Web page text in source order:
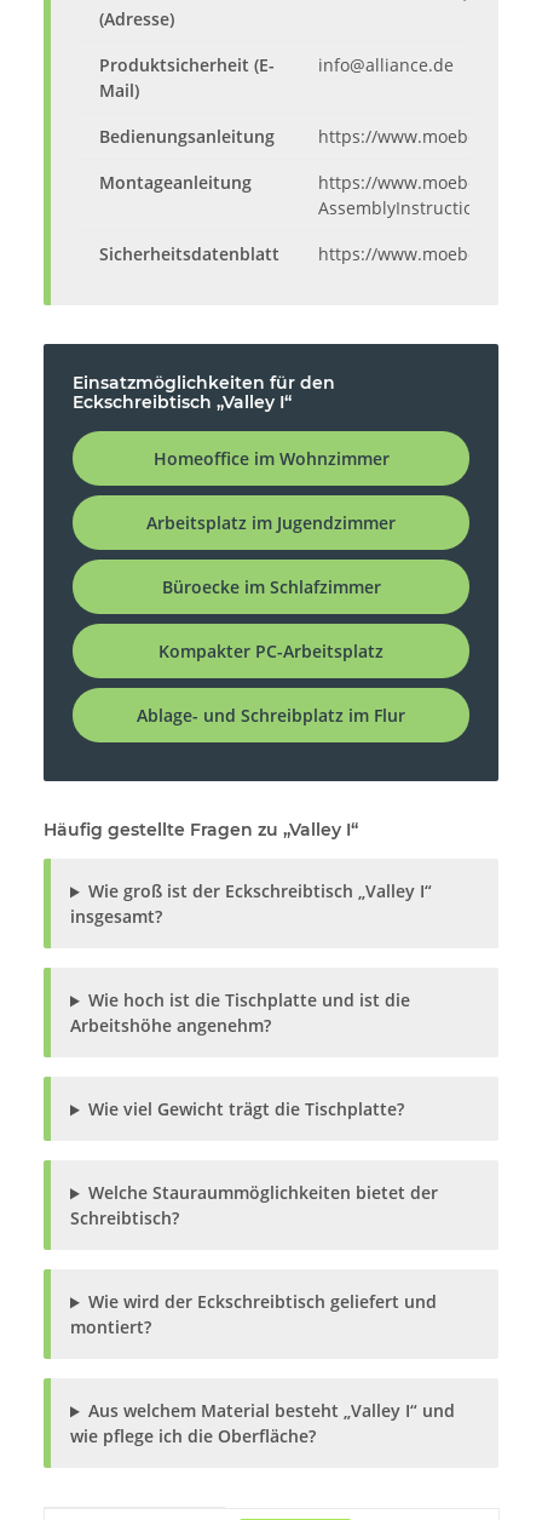
(Adresse)
Produktsicherheit (E-
Mail)
info@alliance.de
Bedienungsanleitung
https://
Montageanleitung
https://
AssemblyInstructions.pdf
Sicherheitsdatenblatt
https://
Einsatzmöglichkeiten für den
Eckschreibtisch „Valley I“
Homeoffice im Wohnzimmer
Arbeitsplatz im Jugendzimmer
Büroecke im Schlafzimmer
Kompakter PC-Arbeitsplatz
Ablage- und Schreibplatz im Flur
Häufig gestellte Fragen zu „Valley I“
Wie groß ist der Eckschreibtisch „Valley I“
insgesamt?
Wie hoch ist die Tischplatte und ist die
Arbeitshöhe angenehm?
Wie viel Gewicht trägt die Tischplatte?
Welche Stauraummöglichkeiten bietet der
Schreibtisch?
Wie wird der Eckschreibtisch geliefert und
montiert?
Aus welchem Material besteht „Valley I“ und
wie pflege ich die Oberfläche?